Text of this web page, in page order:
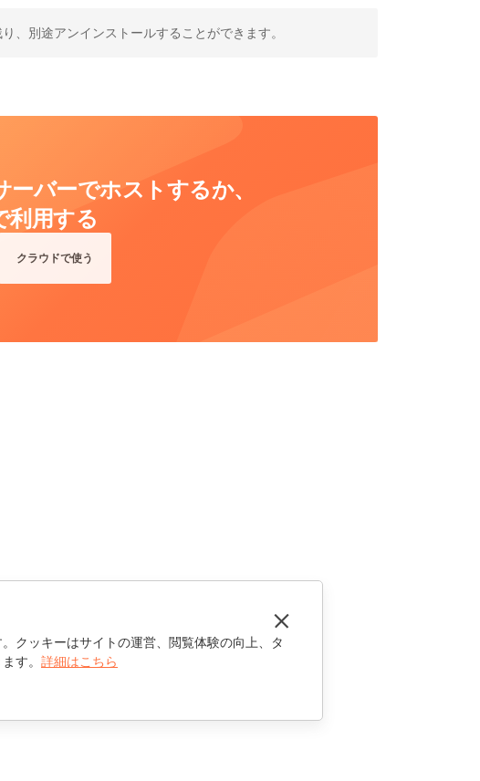
、別途アンインストールすることができます。
ーバーでホストするか、
利用する
クラウドで使う
クッキーはサイトの運営、閲覧体験の向上、タ
す。 詳細はこちら